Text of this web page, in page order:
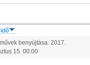
benyújtása: 2017.
15 00:00